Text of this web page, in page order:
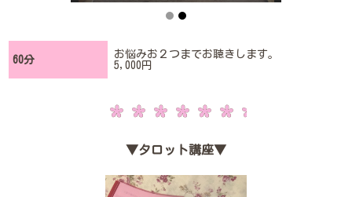
60分
お悩みお２つまでお聴きします。
5,000円
▼タロット講座▼